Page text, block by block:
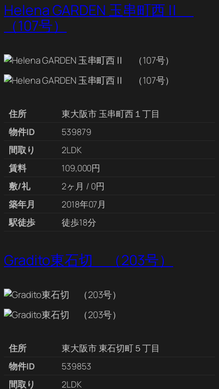
Helena GARDEN 玉串町西Ⅱ
（107号）
住所
東大阪市 玉串町西１丁目
物件ID
539879
間取り
2LDK
賃料
109,000円
敷/礼
2ヶ月 / 0円
築年月
2018年07月
駅徒歩
徒歩18分
Gradito東石切 （203号）
住所
東大阪市 東石切町５丁目
物件ID
539853
間取り
2LDK